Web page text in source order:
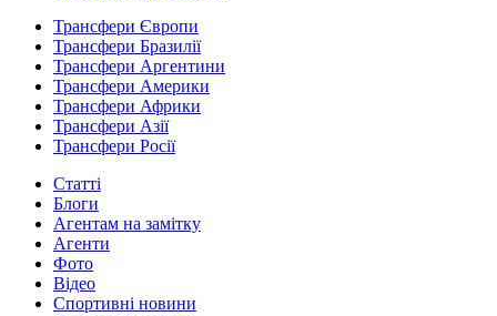
Трансфери Європи
Трансфери Бразилії
Трансфери Аргентини
Трансфери Америки
Трансфери Африки
Трансфери Азії
Трансфери Росії
Статті
Блоги
Агентам на замітку
Агенти
Фото
Відео
Спортивні новини